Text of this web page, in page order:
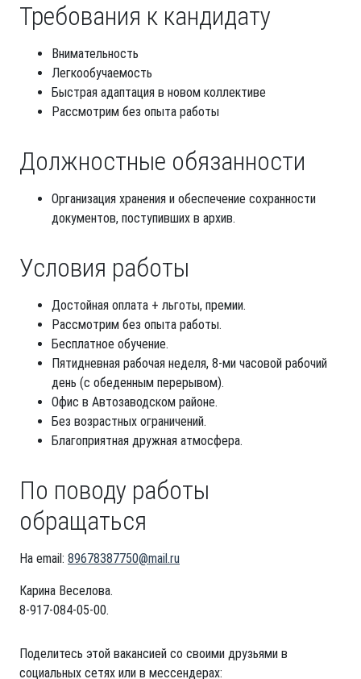
Требования к кандидату
Внимательность
Легкообучаемость
Быстрая адаптация в новом коллективе
Рассмотрим без опыта работы
Должностные обязанности
Организация хранения и обеспечение сохранности
документов, поступивших в архив.
Условия работы
Достойная оплата + льготы, премии.
Рассмотрим без опыта работы.
Бесплатное обучение.
Пятидневная рабочая неделя, 8-ми часовой рабочий
день (с обеденным перерывом).
Офис в Автозаводском районе.
Без возрастных ограничений.
Благоприятная дружная атмосфера.
По поводу работы
обращаться
На email: 89678387750@mail.ru
Карина Веселова.
8-917-084-05-00.
Поделитесь этой вакансией со своими друзьями в
социальных сетях или в мессендерах: